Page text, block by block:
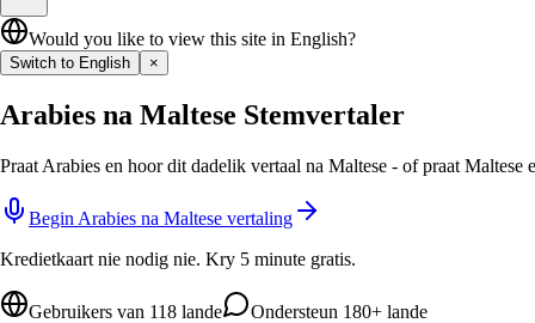
Would you like to view this site in English?
Switch to English ×
Arabies na Maltese Stemvertaler
Praat Arabies en hoor dit dadelik vertaal na Maltese - of praat
Begin Arabies na Maltese vertaling
Kredietkaart nie nodig nie. Kry 5 minute gratis.
Gebruikers van 118 lande Ondersteun 180+ lande